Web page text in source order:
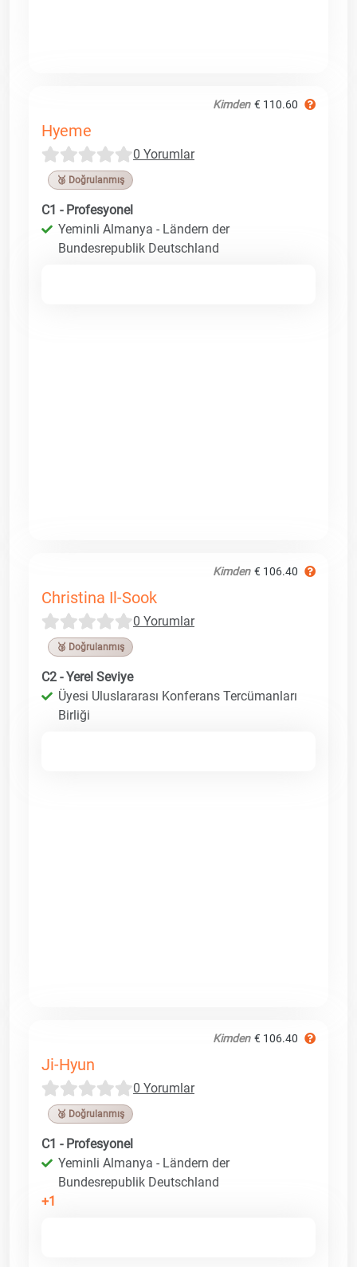
Kimden € 110.60
Hyeme
0 Yorumlar
🥉 Doğrulanmış
C1 - Profesyonel
Yeminli Almanya - Ländern der
Bundesrepublik Deutschland
Kimden € 106.40
Christina Il-Sook
0 Yorumlar
🥉 Doğrulanmış
C2 - Yerel Seviye
Üyesi Uluslararası Konferans Tercümanları
Birliği
Kimden € 106.40
Ji-Hyun
0 Yorumlar
🥉 Doğrulanmış
C1 - Profesyonel
Yeminli Almanya - Ländern der
Bundesrepublik Deutschland
+1